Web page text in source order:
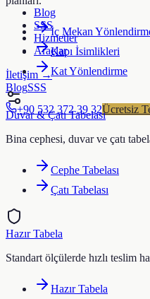
Blog
SSS
Hizmetler
Araçlar
İletişim →
BlogSSS
+90 532 372 39 32Ücretsiz
İç Mekan
Kapı İsimlikleri
Kat Yönlendirme
Duvar & Çatı Tabelası
Bina cephesi, duvar ve çatı
Cephe Tabelası
Çatı Tabelası
Hazır Tabela
Standart ölçülerde hızlı teslim
Hazır Tabela